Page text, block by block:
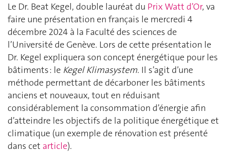
Le Dr. Beat Kegel, double lauréat du Prix Watt d’Or, va
faire une présentation en français le mercredi 4
décembre 2024 à la Faculté des sciences de
l’Université de Genève. Lors de cette présentation le
Dr. Kegel expliquera son concept énergétique pour les
bâtiments : le Kegel Klimasystem. Il s’agit d’une
méthode permettant de décarboner les bâtiments
anciens et nouveaux, tout en réduisant
considérablement la consommation d’énergie afin
d’atteindre les objectifs de la politique énergétique et
climatique (un exemple de rénovation est présenté
dans cet article).